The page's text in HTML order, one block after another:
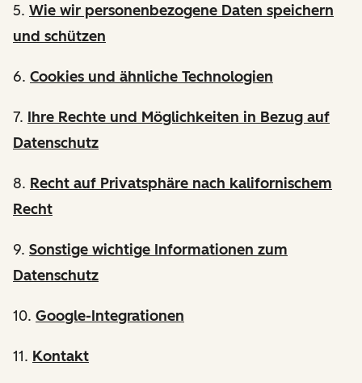
5. Wie wir personenbezogene Daten speichern
und schützen
6. Cookies und ähnliche Technologien
7. Ihre Rechte und Möglichkeiten in Bezug auf
Datenschutz
8. Recht auf Privatsphäre nach kalifornischem
Recht
9. Sonstige wichtige Informationen zum
Datenschutz
10. Google-Integrationen
11. Kontakt